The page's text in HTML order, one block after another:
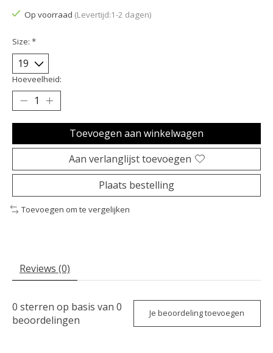
Op voorraad (Levertijd:1-2 dagen)
Size: *
Hoeveelheid:
Toevoegen aan winkelwagen
Aan verlanglijst toevoegen
Plaats bestelling
Toevoegen om te vergelijken
Reviews (0)
0 sterren op basis van 0
beoordelingen
Je beoordeling toevoegen